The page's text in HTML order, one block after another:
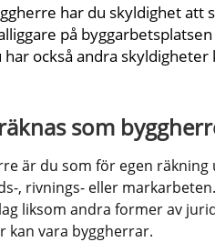
har du skyldighet att
på
har också andra
som
är du som för egen
, rivnings- eller
liksom andra former av
kan vara byggherrar.